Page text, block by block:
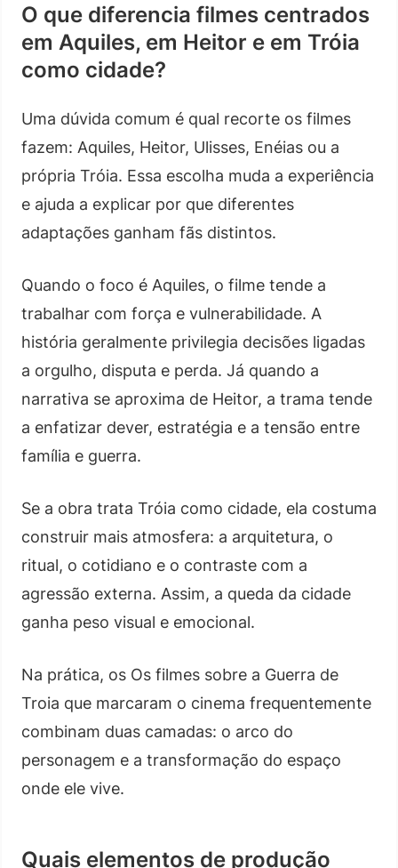
O que diferencia filmes centrados
em Aquiles, em Heitor e em Tróia
como cidade?
Uma dúvida comum é qual recorte os filmes
fazem: Aquiles, Heitor, Ulisses, Enéias ou a
própria Tróia. Essa escolha muda a experiência
e ajuda a explicar por que diferentes
adaptações ganham fãs distintos.
Quando o foco é Aquiles, o filme tende a
trabalhar com força e vulnerabilidade. A
história geralmente privilegia decisões ligadas
a orgulho, disputa e perda. Já quando a
narrativa se aproxima de Heitor, a trama tende
a enfatizar dever, estratégia e a tensão entre
família e guerra.
Se a obra trata Tróia como cidade, ela costuma
construir mais atmosfera: a arquitetura, o
ritual, o cotidiano e o contraste com a
agressão externa. Assim, a queda da cidade
ganha peso visual e emocional.
Na prática, os Os filmes sobre a Guerra de
Troia que marcaram o cinema frequentemente
combinam duas camadas: o arco do
personagem e a transformação do espaço
onde ele vive.
Quais elementos de produção